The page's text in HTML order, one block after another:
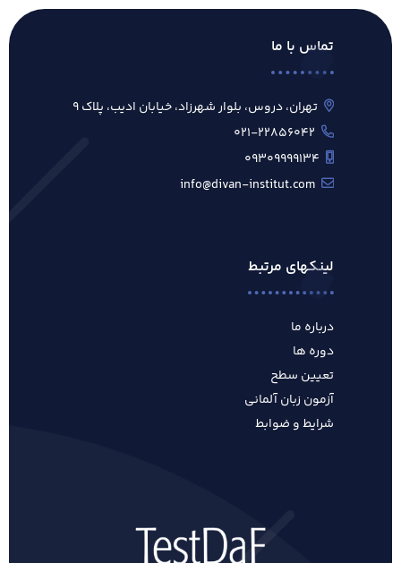
تماس با ما
تهران، دروس، بلوار شهرزاد، خیابان ادیب، پلاک ۹
لینکهای مرتبط
درباره ما
دوره ها
تعیین سطح
آزمون زبان آلمانی
شرایط و ضوابط